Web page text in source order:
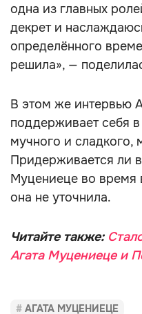
одна из главных
декрет и
определённого
решила», —
В этом же интервью
поддерживает себя
мучного и сладкого,
Придерживается ли
Муцениеце во время
она не уточнила.
Читайте также:
Агата Муцениеце и
АГАТА МУЦЕНИЕЦЕ